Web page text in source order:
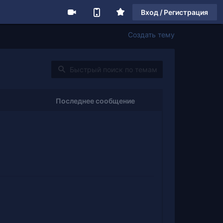
Вход / Регистрация
Создать тему
Последнее сообщение